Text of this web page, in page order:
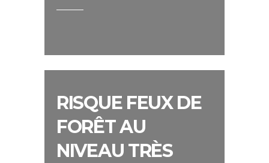
RISQUE FEUX DE
FORÊT AU
NIVEAU TRÈS